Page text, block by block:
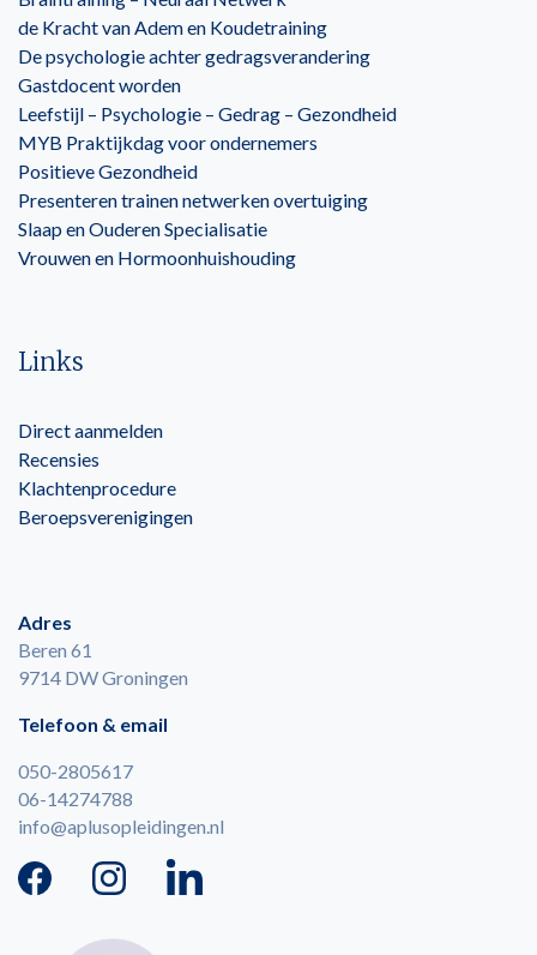
de Kracht van Adem en Koudetraining
De psychologie achter gedragsverandering
Gastdocent worden
Leefstijl – Psychologie – Gedrag – Gezondheid
MYB Praktijkdag voor ondernemers
Positieve Gezondheid
Presenteren trainen netwerken overtuiging
Slaap en Ouderen Specialisatie
Vrouwen en Hormoonhuishouding
Links
Direct aanmelden
Recensies
Klachtenprocedure
Beroepsverenigingen
Adres
Beren 61
9714 DW Groningen
Telefoon & email
050-2805617
06-14274788
info@aplusopleidingen.nl